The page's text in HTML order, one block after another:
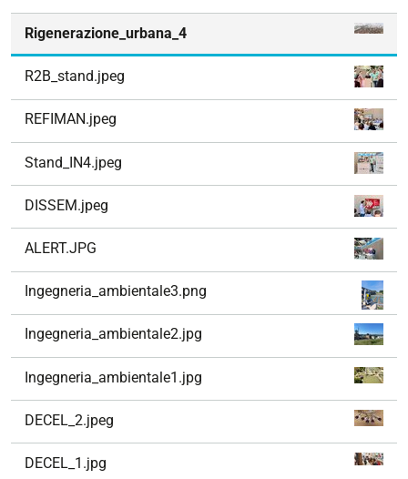
Rigenerazione_urbana_4
R2B_stand.jpeg
REFIMAN.jpeg
Stand_IN4.jpeg
DISSEM.jpeg
ALERT.JPG
Ingegneria_ambientale3.png
Ingegneria_ambientale2.jpg
Ingegneria_ambientale1.jpg
DECEL_2.jpeg
DECEL_1.jpg